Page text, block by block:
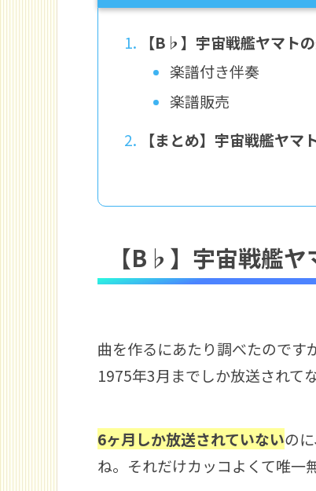
【B♭】宇宙戦艦ヤマト
楽譜付き伴奏
楽譜販売
【まとめ】宇宙戦艦ヤ
【B♭】宇宙戦艦
曲を作るにあたり調べたので
1975年3月までしか放送されてな
6ヶ月しか放送されていないの
ね。それだけカッコよくて唯一